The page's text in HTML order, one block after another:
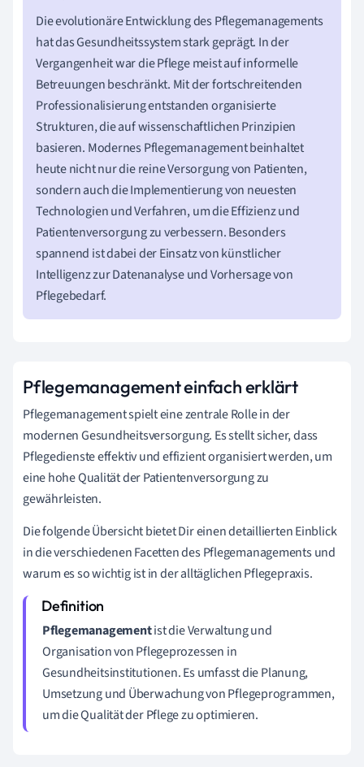
Die evolutionäre Entwicklung des Pflegemanagements
hat das Gesundheitssystem stark geprägt. In der
Vergangenheit war die Pflege meist auf informelle
Betreuungen beschränkt. Mit der fortschreitenden
Professionalisierung entstanden organisierte
Strukturen, die auf wissenschaftlichen Prinzipien
basieren. Modernes Pflegemanagement beinhaltet
heute nicht nur die reine Versorgung von Patienten,
sondern auch die Implementierung von neuesten
Technologien und Verfahren, um die Effizienz und
Patientenversorgung zu verbessern. Besonders
spannend ist dabei der Einsatz von künstlicher
Intelligenz zur Datenanalyse und Vorhersage von
Pflegebedarf.
Pflegemanagement einfach erklärt
Pflegemanagement spielt eine zentrale Rolle in der
modernen Gesundheitsversorgung. Es stellt sicher, dass
Pflegedienste effektiv und effizient organisiert werden, um
eine hohe Qualität der Patientenversorgung zu
gewährleisten.
Die folgende Übersicht bietet Dir einen detaillierten Einblick
in die verschiedenen Facetten des Pflegemanagements und
warum es so wichtig ist in der alltäglichen Pflegepraxis.
Pflegemanagementist die Verwaltung und
Organisation von Pflegeprozessen in
Gesundheitsinstitutionen. Es umfasst die Planung,
Umsetzung und Überwachung von Pflegeprogrammen,
um die Qualität der Pflege zu optimieren.